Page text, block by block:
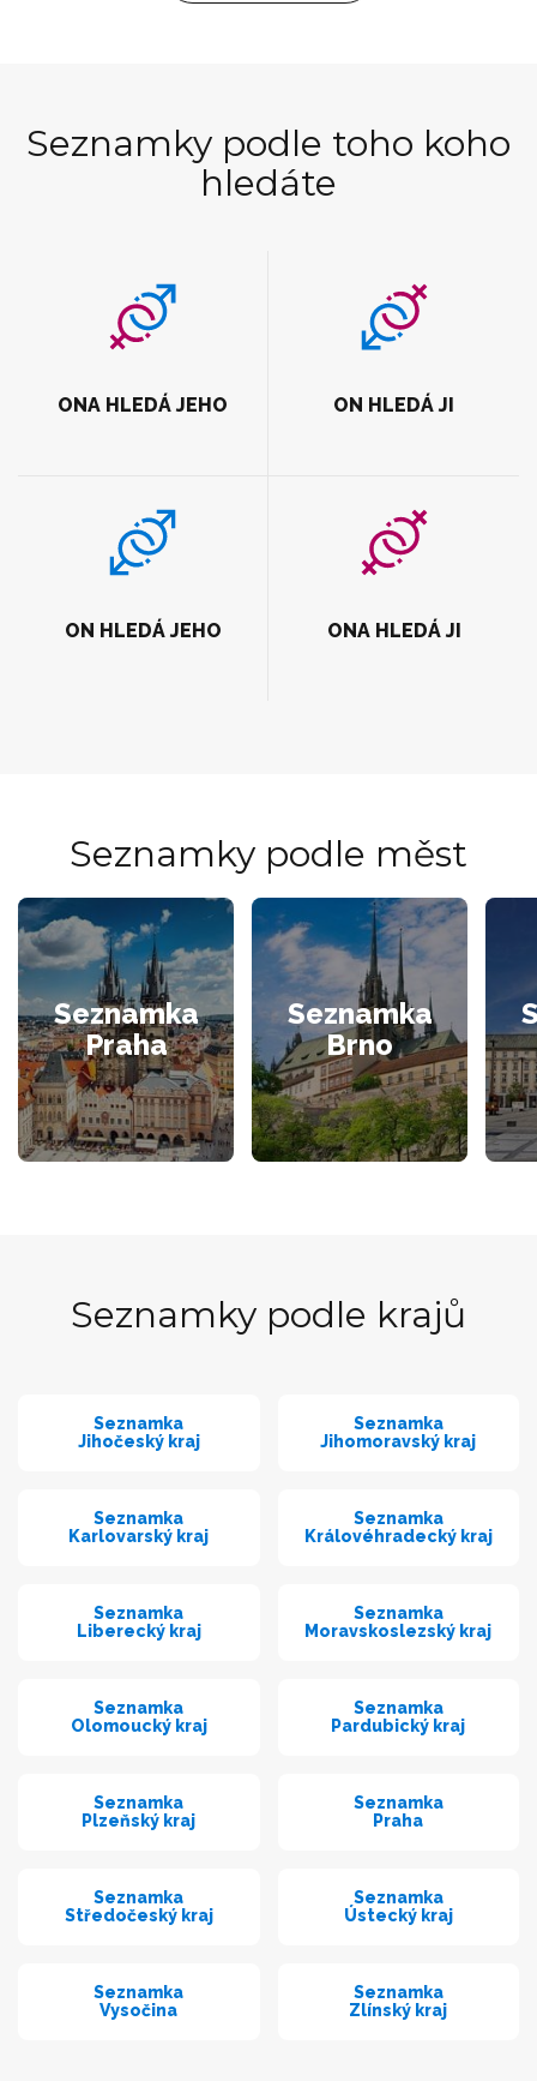
Seznamky podle toho koho
hledáte
ONA HLEDÁ JEHO ON HLEDÁ JI
ON HLEDÁ JEHO ONA HLEDÁ JI
Seznamky podle měst
Seznamka
Praha
Seznamka
Brno
Seznamky podle krajů
Seznamka
Jihočeský kraj
Seznamka
Jihomoravský kraj
Seznamka
Karlovarský kraj
Seznamka
Královéhradecký kraj
Seznamka
Liberecký kraj
Seznamka
Moravskoslezský kraj
Seznamka
Olomoucký kraj
Seznamka
Pardubický kraj
Seznamka
Plzeňský kraj
Seznamka
Praha
Seznamka
Středočeský kraj
Seznamka
Ústecký kraj
Seznamka
Vysočina
Seznamka
Zlínský kraj